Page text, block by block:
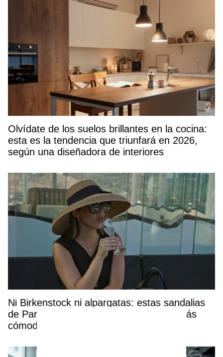
Olvídate de los suelos brillantes en la cocina:
esta es la tendencia que triunfará en 2026,
según una diseñadora de interiores
Ni Birkenstock ni alpargatas: estas sandalias
de Parfois (por solo 19,99€) serán las más
cómodas y elegantes del verano 2026